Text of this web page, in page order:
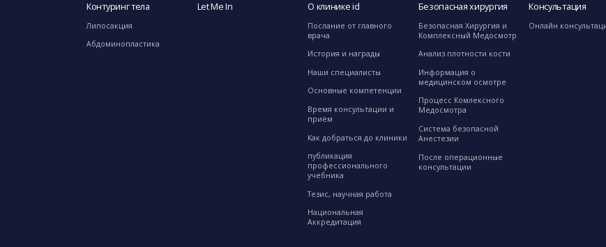
Контуринг тела
Липосакция
Абдоминопластика
Let Me In О клинике id
Послание от главного
врача
История и награды
Наши специалисты
Основные компетенции
Время консультации и
приём
Как добраться до клиники
публикация
профессионального
учебника
Тезис, научная работа
Национальная
Аккредитация
Безопасная хирургия
Безопасная Хирургия и
Комплексный Медосмотр
Анализ плотности кости
Информация о
медицинском осмотре
Процесс Комлексного
Медосмотра
Система безопасной
Анестезии
После операционные
консультации
Консультация
Онлайн